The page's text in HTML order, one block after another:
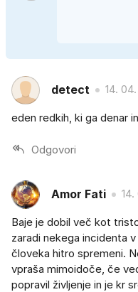
detect 14.
eden redkih, ki ga denar
Odgovori
Amor Fati
Baje je dobil več kot
zaradi nekega incidenta
človeka hitro spremeni.
vpraša mimoidoče, če
popravil življenje in je kr